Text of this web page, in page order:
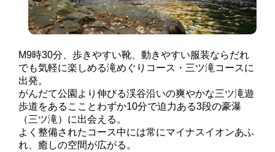
M9時30分、歩きやすい靴、動きやすい服装ならだれ
でも気軽に楽しめる滝めぐりコース・三ツ滝コースに
出発。
がんだて公園より伸びる渓谷沿いの爽やかな三ツ滝遊
歩道をあるこことわずか10分で迫力ある3段の豪瀑
（三ツ滝）に出会える。
よく整備されたコース中には常にマイナスイオンあふ
れ、癒しの空間が広がる。